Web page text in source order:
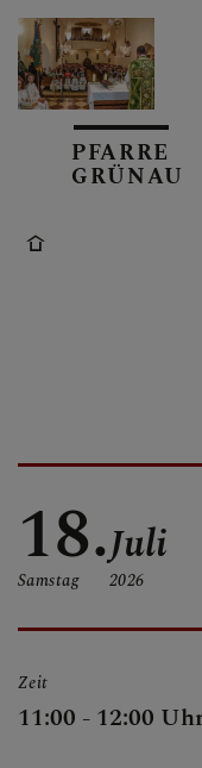
PFARRE
GRÜNAU
18.
Samstag
Juli
2026
Zeit
11:00 - 12:00